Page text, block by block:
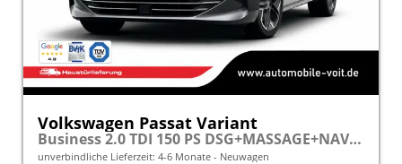
Volkswagen Passat Variant
Business 2.0 TDI 150 PS DSG+MASSAGE+NAVI+ACC+KAMERA+LED frei konfigurierbar!
unverbindliche Lieferzeit: 4-6 Monate Neuwagen